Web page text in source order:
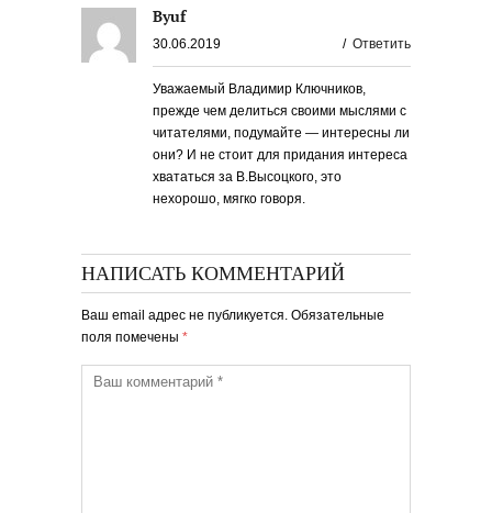
Byuf
30.06.2019 / Ответить
Уважаемый Владимир Ключников,
прежде чем делиться своими мыслями с
читателями, подумайте — интересны ли
они? И не стоит для придания интереса
хвататься за В.Высоцкого, это
нехорошо, мягко говоря.
НАПИСАТЬ КОММЕНТАРИЙ
Ваш email адрес не публикуется. Обязательные
поля помечены *